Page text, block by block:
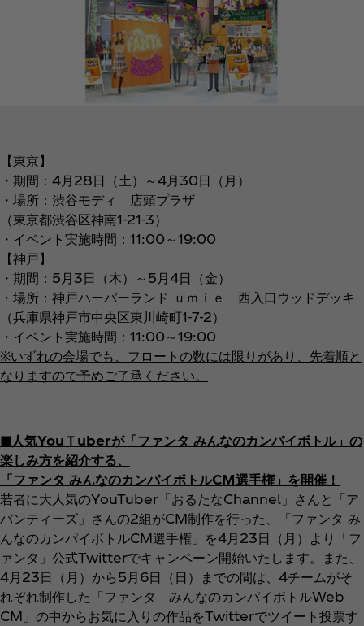
【東京】
・期間：4月28日（土）～4月30日（月）
・場所：渋谷モディ 店頭プラザ
（東京都渋谷区神南1-21-3）
・イベント実施時間：11:00～19:00
【神戸】
・期間：5月3日（木）～5月4日（金）
・場所：神戸ハーバーランド ｕｍｉｅ 西入口ウッドデッキ
（兵庫県神戸市中央区東川崎町1-7-2）
・イベント実施時間：11:00～19:00
※いずれの会場でも、フロートの数には限りがあり、先着順と
なりますので予めご了承ください。
■人気YouＴuberが「ファンタ みんなのカンパイボトル」の
楽しみ方を紹介する、
「ファンタ みんなのカンパイボトルCM選手権」を開催！
若者に大人気のYouTuber「おるたなChannel」さんと「ア
バンティーズ」さんの2組がCM制作を行った、「ファンタ み
んなのカンパイボトルCM選手権」を4月23日（月）より「フ
ァンタ」公式Twitterでキャンペーン開始いたします。また、
4月23日（月）から5月6日（日）までの間は、4チームがそ
れぞれ制作した「ファンタ みんなのカンパイボトルWeb
CM」の中からお気に入りの作品をTwitterでツイート投票す